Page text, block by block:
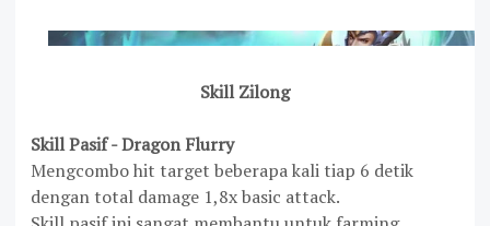
Skill Zilong
Skill Pasif - Dragon Flurry
Mengcombo hit target beberapa kali tiap 6 detik
dengan total damage 1,8x basic attack.